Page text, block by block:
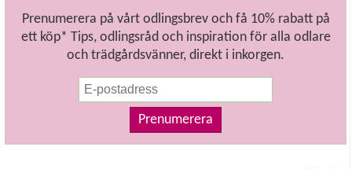
Prenumerera på vårt odlingsbrev och få 10% rabatt på
ett köp* Tips, odlingsråd och inspiration för alla odlare
och trädgårdsvänner, direkt i inkorgen.
Prenumerera